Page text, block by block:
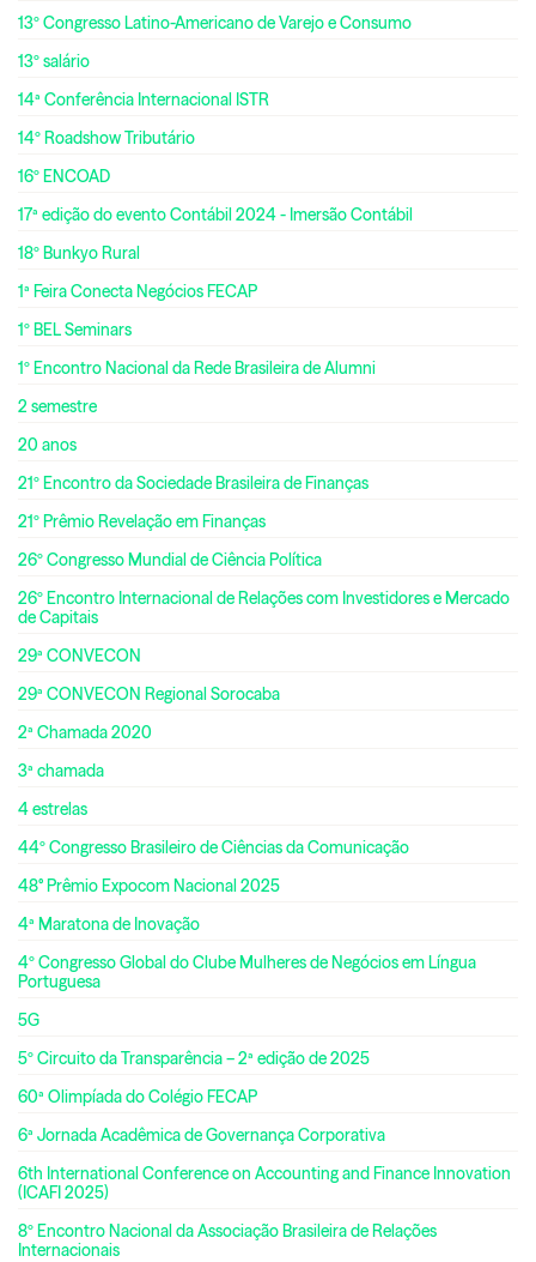
13º Congresso Latino-Americano de Varejo e Consumo
13º salário
14ª Conferência Internacional ISTR
14º Roadshow Tributário
16º ENCOAD
17ª edição do evento Contábil 2024 - Imersão Contábil
18º Bunkyo Rural
1ª Feira Conecta Negócios FECAP
1º BEL Seminars
1º Encontro Nacional da Rede Brasileira de Alumni
2 semestre
20 anos
21º Encontro da Sociedade Brasileira de Finanças
21º Prêmio Revelação em Finanças
26º Congresso Mundial de Ciência Política
26º Encontro Internacional de Relações com Investidores e Mercado
de Capitais
29ª CONVECON
29ª CONVECON Regional Sorocaba
2ª Chamada 2020
3ª chamada
4 estrelas
44º Congresso Brasileiro de Ciências da Comunicação
48° Prêmio Expocom Nacional 2025
4ª Maratona de Inovação
4º Congresso Global do Clube Mulheres de Negócios em Língua
Portuguesa
5G
5º Circuito da Transparência – 2ª edição de 2025
60ª Olimpíada do Colégio FECAP
6ª Jornada Acadêmica de Governança Corporativa
6th International Conference on Accounting and Finance Innovation
(ICAFI 2025)
8º Encontro Nacional da Associação Brasileira de Relações
Internacionais